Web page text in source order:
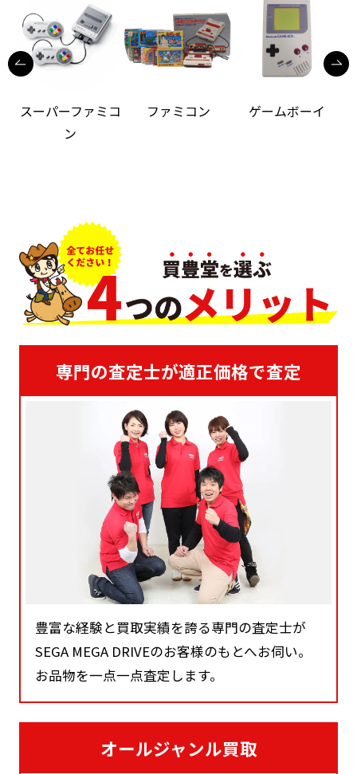
スーパーファミコ
ン
ファミコン ゲームボーイ
専門の査定士が適正価格で査定
豊富な経験と買取実績を誇る専門の査定士が
SEGA MEGA DRIVEのお客様のもとへお伺い。
お品物を一点一点査定します。
オールジャンル買取